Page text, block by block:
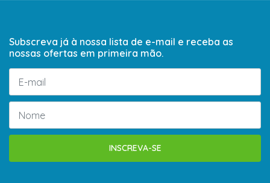
Subscreva já à nossa lista de e-mail e receba as
nossas ofertas em primeira mão.
INSCREVA-SE